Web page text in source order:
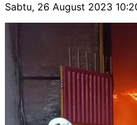
Sabtu, 26 August 2023